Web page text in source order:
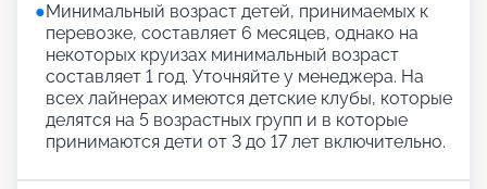
●Минимальный возраст детей, принимаемых к
перевозке, составляет 6 месяцев, однако на
некоторых круизах минимальный возраст
составляет 1 год. Уточняйте у менеджера. На
всех лайнерах имеются детские клубы, которые
делятся на 5 возрастных групп и в которые
принимаются дети от 3 до 17 лет включительно.